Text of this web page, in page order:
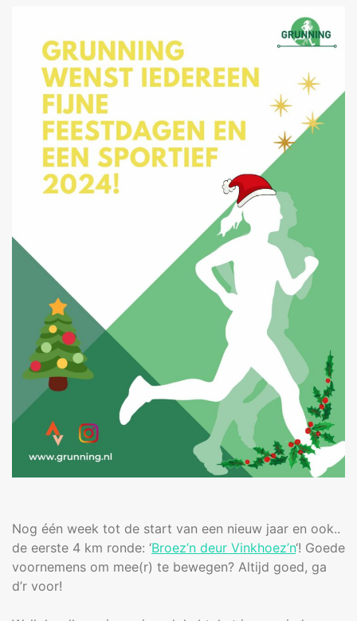
Nog één week tot de start van een nieuw jaar en ook..
de eerste 4 km ronde: ‘Broez’n deur Vinkhoez’n‘! Goede
voornemens om mee(r) te bewegen? Altijd goed, ga
d’r voor!